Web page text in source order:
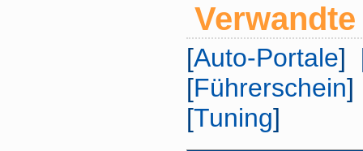
[Auto-Portale]
[Führerschein]
[Tuning]